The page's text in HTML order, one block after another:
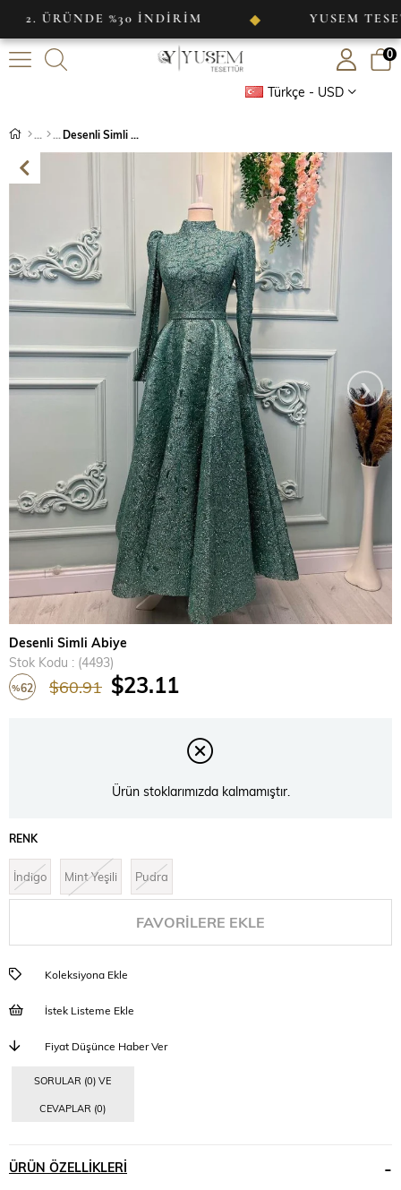
%30 İNDİRİM ◆ YUSEM TESETTÜR
Türkçe - USD
0
Desenli Simli Abiye
›
Desenli Simli Abiye
Stok Kodu
(4493)
%62 $60.91 $23.11
Ürün stoklarımızda kalmamıştır.
RENK
İndigo Mint Yeşili Pudra
FAVORILERE EKLE
Koleksiyona Ekle
İstek Listeme Ekle
Fiyat Düşünce Haber Ver
SORULAR (0) VE
CEVAPLAR (0)
ÜRÜN ÖZELLIKLERI